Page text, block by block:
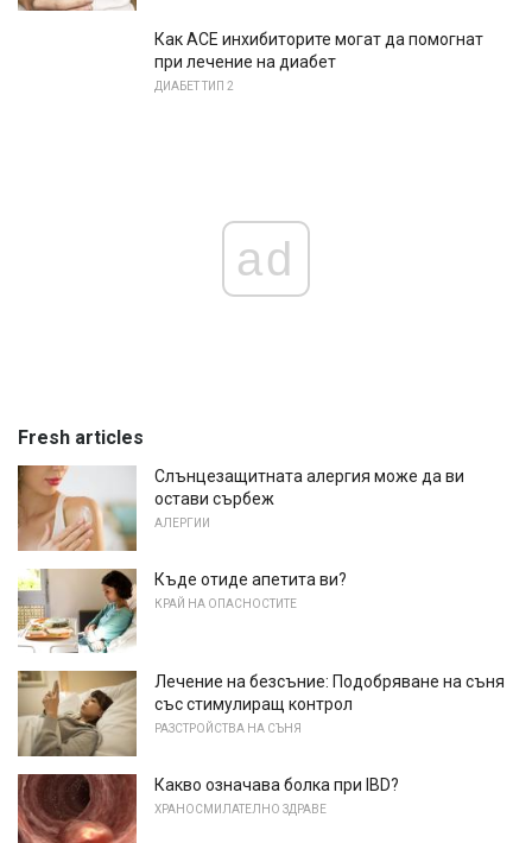
Как АСЕ инхибиторите могат да помогнат
при лечение на диабет
ДИАБЕТ ТИП 2
ad
Fresh articles
Слънцезащитната алергия може да ви
остави сърбеж
АЛЕРГИИ
Къде отиде апетита ви?
КРАЙ НА ОПАСНОСТИТЕ
Лечение на безсъние: Подобряване на съня
със стимулиращ контрол
РАЗСТРОЙСТВА НА СЪНЯ
Какво означава болка при IBD?
ХРАНОСМИЛАТЕЛНО ЗДРАВЕ